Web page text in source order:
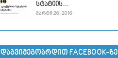
სტატიის...
ᲛᲐᲠᲢᲘ 26, 2016
ᲓᲐᲒᲕᲘᲛᲔᲒᲝᲑᲠᲓᲘᲗ FACEBOOK-ᲖᲔ